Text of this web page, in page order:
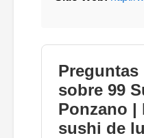
Preguntas
sobre 99
Ponzano |
sushi de